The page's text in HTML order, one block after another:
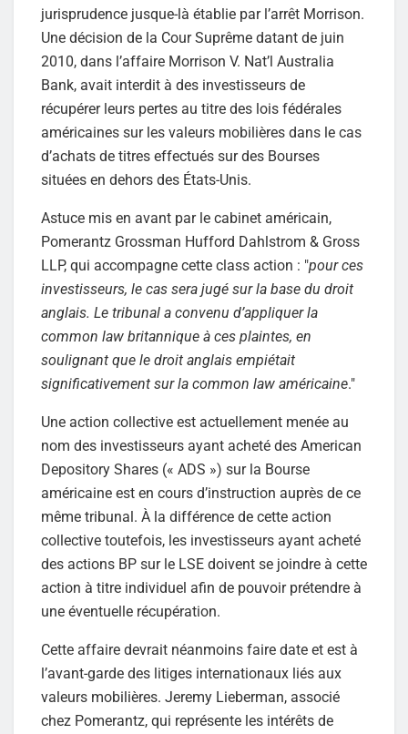
jurisprudence jusque-là établie par l’arrêt Morrison.
Une décision de la Cour Suprême datant de juin
2010, dans l’affaire Morrison V. Nat’l Australia
Bank, avait interdit à des investisseurs de
récupérer leurs pertes au titre des lois fédérales
américaines sur les valeurs mobilières dans le cas
d’achats de titres effectués sur des Bourses
situées en dehors des États-Unis.
Astuce mis en avant par le cabinet américain,
Pomerantz Grossman Hufford Dahlstrom & Gross
LLP, qui accompagne cette class action : "pour ces
investisseurs, le cas sera jugé sur la base du droit
anglais. Le tribunal a convenu d’appliquer la
common law britannique à ces plaintes, en
soulignant que le droit anglais empiétait
significativement sur la common law américaine."
Une action collective est actuellement menée au
nom des investisseurs ayant acheté des American
Depository Shares (« ADS ») sur la Bourse
américaine est en cours d’instruction auprès de ce
même tribunal. À la différence de cette action
collective toutefois, les investisseurs ayant acheté
des actions BP sur le LSE doivent se joindre à cette
action à titre individuel afin de pouvoir prétendre à
une éventuelle récupération.
Cette affaire devrait néanmoins faire date et est à
l’avant-garde des litiges internationaux liés aux
valeurs mobilières. Jeremy Lieberman, associé
chez Pomerantz, qui représente les intérêts de